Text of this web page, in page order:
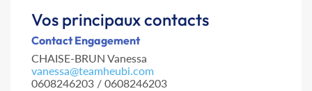
Vos principaux contacts
Contact Engagement
CHAISE-BRUN Vanessa
vanessa@teamheubi.com
0608246203 / 0608246203